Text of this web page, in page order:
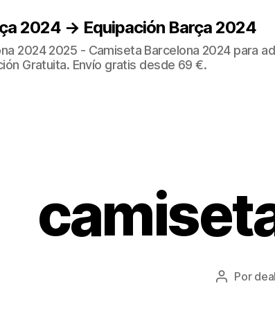
2024 → Equipación Barça 2024
2024 2025 - Camiseta Barcelona 2024 para
Gratuita. Envío gratis desde 69 €.
Autor
Por